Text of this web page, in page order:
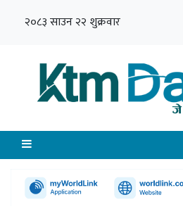
२०८३ साउन २२ शुक्रवार